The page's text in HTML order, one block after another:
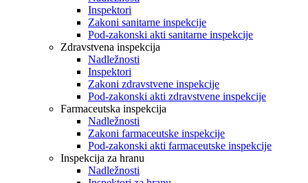
Inspektori
Zakoni sanitarne inspekcije
Pod-zakonski akti sanitarne inspekcije
Zdravstvena inspekcija
Nadležnosti
Inspektori
Zakoni zdravstvene inspekcije
Pod-zakonski akti zdravstvene inspekcije
Farmaceutska inspekcija
Nadležnosti
Zakoni farmaceutske inspekcije
Pod-zakonski akti farmaceutske inspekcije
Inspekcija za hranu
Nadležnosti